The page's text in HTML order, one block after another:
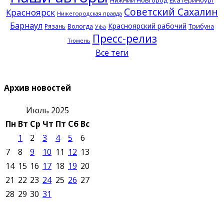
Красноярск Нижегородская правда Советский Сахалин
Барнаул Рязань Вологда Уфа Красноярский рабочий Трибуна
Тюмень Пресс-релиз
Все теги
Архив новостей
Июль 2025
Пн Вт Ср Чт Пт Сб Вс
1
2 3 4 5
6
7
8 9 10 11 12 13
14 15 16 17 18 19 20
21 22 23 24 25 26 27
28 29 30 31